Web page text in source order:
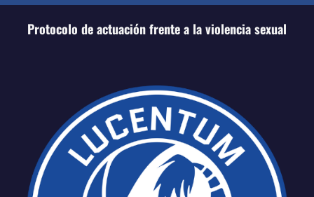
Protocolo de actuación frente a la violencia sexual